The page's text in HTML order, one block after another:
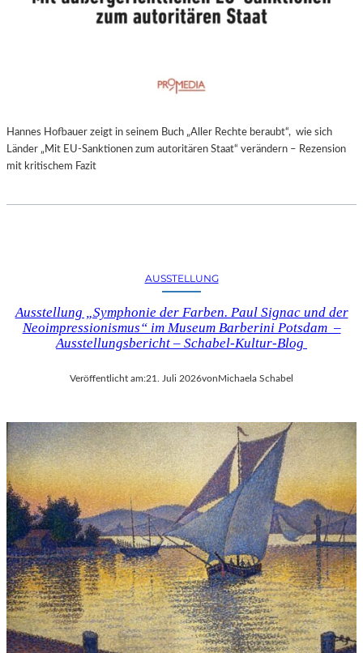
Hannes Hofbauer zeigt in seinem Buch „Aller Rechte beraubt“, wie sich
Länder „Mit EU-Sanktionen zum autoritären Staat“ verändern – Rezension
mit kritischem Fazit
AUSSTELLUNG
Ausstellung „Symphonie der Farben. Paul Signac und der
Neoimpressionismus“ im Museum Barberini Potsdam –
Ausstellungsbericht – Schabel-Kultur-Blog
Veröffentlicht am:21. Juli 2026vonMichaela Schabel